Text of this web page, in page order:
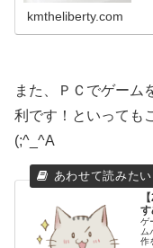
kmtheliberty.com
また、ＰＣでゲーム
利です！といっても
(;^_^A
ゲ
ム
作